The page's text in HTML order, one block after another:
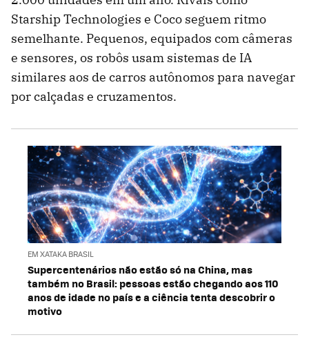
Starship Technologies e Coco seguem ritmo
semelhante. Pequenos, equipados com câmeras
e sensores, os robôs usam sistemas de IA
similares aos de carros autônomos para navegar
por calçadas e cruzamentos.
EM XATAKA BRASIL
Supercentenários não estão só na China, mas
também no Brasil: pessoas estão chegando aos 110
anos de idade no país e a ciência tenta descobrir o
motivo